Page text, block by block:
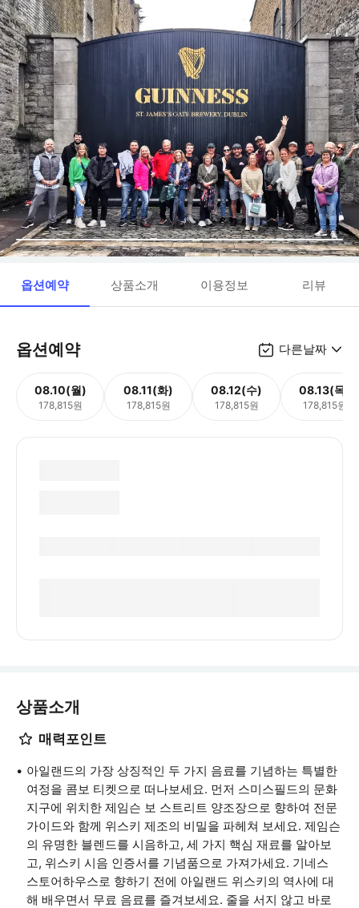
옵션예약 상품소개 이용정보 리뷰
옵션예약 다른날짜
08.10(월)
178,815원
08.11(화)
178,815원
08.12(수)
178,815원
08.13(목)
178,815원
상품소개
매력포인트
아일랜드의 가장 상징적인 두 가지 음료를 기념하는 특별한
여정을 콤보 티켓으로 떠나보세요. 먼저 스미스필드의 문화
지구에 위치한 제임슨 보 스트리트 양조장으로 향하여 전문
가이드와 함께 위스키 제조의 비밀을 파헤쳐 보세요. 제임슨
의 유명한 블렌드를 시음하고, 세 가지 핵심 재료를 알아보
고, 위스키 시음 인증서를 기념품으로 가져가세요. 기네스
스토어하우스로 향하기 전에 아일랜드 위스키의 역사에 대
해 배우면서 무료 음료를 즐겨보세요. 줄을 서지 않고 바로